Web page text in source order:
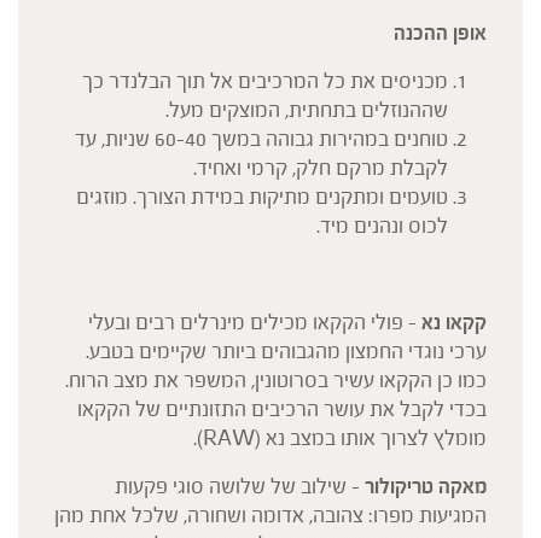
אופן ההכנה
מכניסים את כל המרכיבים אל תוך הבלנדר כך
שההנוזלים בתחתית, המוצקים מעל.
טוחנים במהירות גבוהה במשך 40–60 שניות, עד
לקבלת מרקם חלק, קרמי ואחיד.
טועמים ומתקנים מתיקות במידת הצורך. מוזגים
לכוס ונהנים מיד.
קקאו נא – פולי הקקאו מכילים מינרלים רבים ובעלי
ערכי נוגדי החמצון מהגבוהים ביותר שקיימים בטבע.
כמו כן הקקאו עשיר בסרוטונין, המשפר את מצב הרוח.
בכדי לקבל את עושר הרכיבים התזונתיים של הקקאו
מומלץ לצרוך אותו במצב נא (RAW).
מאקה טריקולור – שילוב של שלושה סוגי פקעות
המגיעות מפרו: צהובה, אדומה ושחורה, שלכל אחת מהן